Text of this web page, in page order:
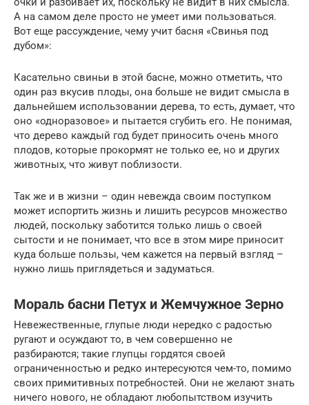
А на самом деле просто не умеет ими пользоваться.
Вот еще рассуждение, чему учит басня «Свинья под
дубом»:
Касательно свиньи в этой басне, можно отметить, что
один раз вкусив плоды, она больше не видит смысла в
дальнейшем использовании дерева, то есть, думает, что
оно «одноразовое» и пытается сгубить его. Не понимая,
что дерево каждый год будет приносить очень много
плодов, которые прокормят не только ее, но и других
животных, что живут поблизости.
Так же и в жизни – один невежда своим поступком
может испортить жизнь и лишить ресурсов множество
людей, поскольку заботится только лишь о своей
сытости и не понимает, что все в этом мире приносит
куда больше пользы, чем кажется на первый взгляд –
нужно лишь приглядеться и задуматься.
Мораль басни Петух и Жемчужное Зерно
Невежественные, глупые люди нередко с радостью
ругают и осуждают то, в чем совершенно не
разбираются; такие глупцы гордятся своей
ограниченностью и редко интересуются чем-то, помимо
своих примитивных потребностей. Они не желают знать
ничего нового, не обладают любопытством изучить